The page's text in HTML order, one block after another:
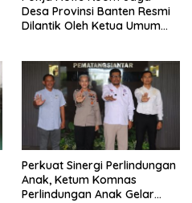
Desa Provinsi Banten Resmi
Dilantik Oleh Ketua Umum
Perkuat Sinergi Perlindungan
Anak, Ketum Komnas
Perlindungan Anak Gelar